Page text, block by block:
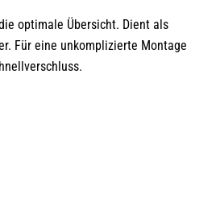
optimale Übersicht. Dient als
Für eine unkomplizierte Montage